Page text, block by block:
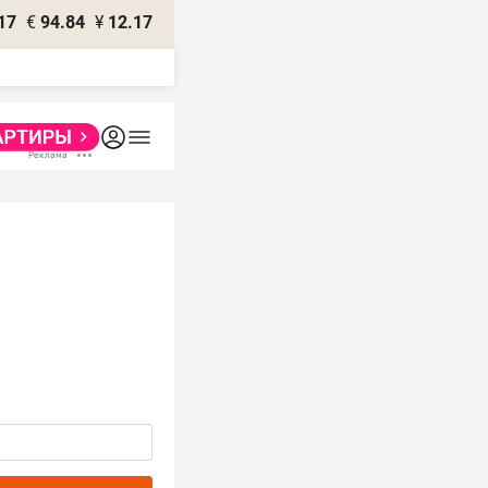
€ 94.84 ¥ 12.17